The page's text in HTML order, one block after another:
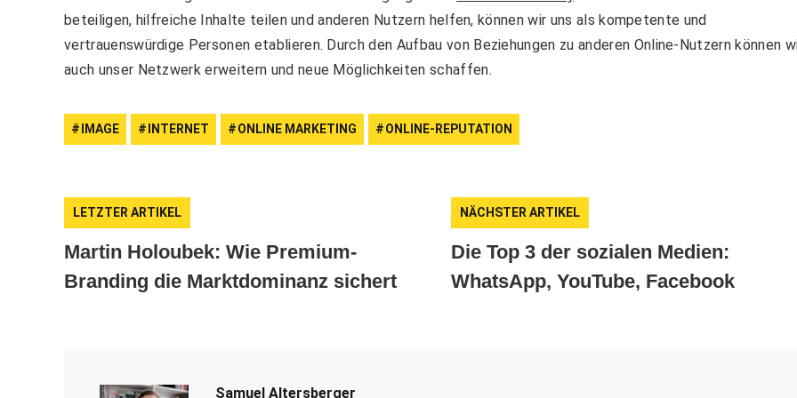
beteiligen, hilfreiche Inhalte teilen und anderen Nutzern helfen, können wir uns als kompetente und
vertrauenswürdige Personen etablieren. Durch den Aufbau von Beziehungen zu anderen Online-Nutzern können
auch unser Netzwerk erweitern und neue Möglichkeiten schaffen.
IMAGE INTERNET ONLINE MARKETING ONLINE-REPUTATION
LETZTER ARTIKEL
Martin Holoubek: Wie Premium-
Branding die Marktdominanz sichert
NÄCHSTER ARTIKEL
Die Top 3 der sozialen Medien:
WhatsApp, YouTube, Facebook
Samuel Altersberger